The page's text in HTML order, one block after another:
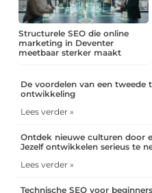
Structurele SEO die online
marketing in Deventer
meetbaar sterker maakt
De voordelen van een tweede
ontwikkeling
Lees verder »
Ontdek nieuwe culturen door
Jezelf ontwikkelen serieus te
Lees verder »
Technische SEO voor beginners